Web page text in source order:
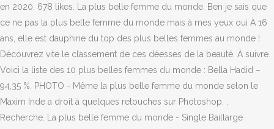
en 2020. 678 likes. La plus belle femme du monde. Ben je sais que
ce ne pas la plus belle femme du monde mais à mes yeux oui À 16
ans, elle est dauphine du top des plus belles femmes au monde !
Découvrez vite le classement de ces déesses de la beauté. À suivre.
Voici la liste des 10 plus belles femmes du monde : Bella Hadid –
94,35 %. PHOTO - Même la plus belle femme du monde selon le
Maxim Inde a droit à quelques retouches sur Photoshop. .
Recherche. La plus belle femme du monde - Single Baillarge